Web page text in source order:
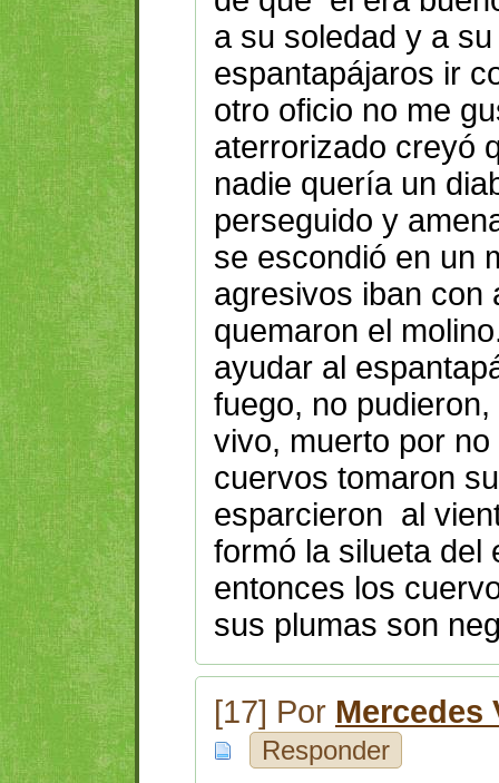
a su soledad y a
espantapájaros ir
otro oficio no me
aterrorizado creyó
nadie quería un
perseguido y
se escondió en un
agresivos iban con
quemaron el
ayudar al
fuego, no
vivo, muerto por
cuervos tomaron
esparcieron al
formó la silueta del
entonces los
sus plumas son
[17] Por Mercedes
Responder